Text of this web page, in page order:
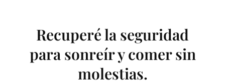
Recuperé la seguridad
para sonreír y comer sin
molestias.